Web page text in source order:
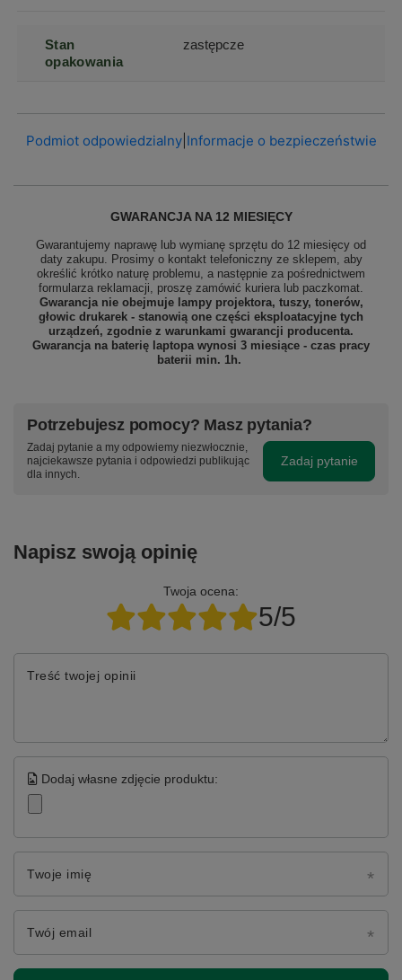
Stan
opakowania
zastępcze
Podmiot odpowiedzialny| Informacje o bezpieczeństwie
GWARANCJA NA 12 MIESIĘCY
Gwarantujemy naprawę lub wymianę sprzętu do 12 miesięcy od
daty zakupu. Prosimy o kontakt telefoniczny ze sklepem, aby
określić krótko naturę problemu, a następnie za pośrednictwem
formularza reklamacji, proszę zamówić kuriera lub paczkomat.
Gwarancja nie obejmuje lampy projektora, tuszy, tonerów,
głowic drukarek - stanowią one części eksploatacyjne tych
urządzeń, zgodnie z warunkami gwarancji producenta.
Gwarancja na baterię laptopa wynosi 3 miesiące - czas pracy
baterii min. 1h.
Potrzebujesz pomocy? Masz pytania?
Zadaj pytanie a my odpowiemy niezwłocznie,
najciekawsze pytania i odpowiedzi publikując
dla innych.
Zadaj pytanie
Napisz swoją opinię
Twoja ocena:
5/5
Treść twojej opinii
Dodaj własne zdjęcie produktu:
Twoje imię
Twój email